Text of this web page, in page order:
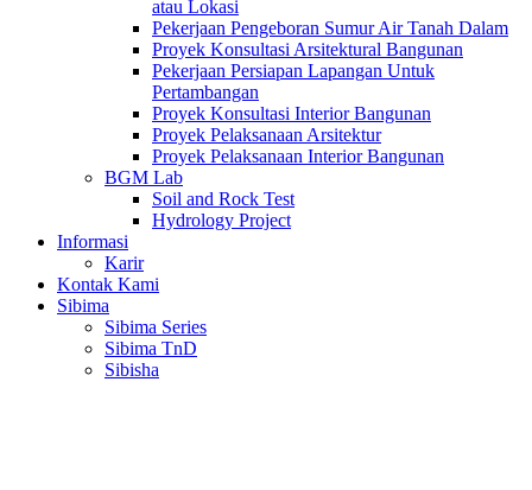
atau Lokasi
Pekerjaan Pengeboran Sumur Air Tanah Dalam
Proyek Konsultasi Arsitektural Bangunan
Pekerjaan Persiapan Lapangan Untuk
Pertambangan
Proyek Konsultasi Interior Bangunan
Proyek Pelaksanaan Arsitektur
Proyek Pelaksanaan Interior Bangunan
BGM Lab
Soil and Rock Test
Hydrology Project
Informasi
Karir
Kontak Kami
Sibima
Sibima Series
Sibima TnD
Sibisha